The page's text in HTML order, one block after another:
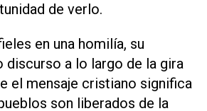
de verlo.
en una homilía, su
discurso a ⁠lo largo de la gira
el mensaje cristiano significa
son liberados de ‌la